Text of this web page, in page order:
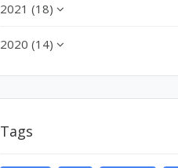
2021 (18)
2020 (14)
Tags